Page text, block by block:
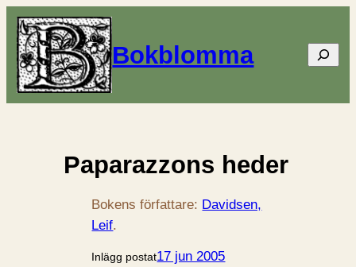
Bokblomma Sök
Paparazzons heder
Bokens författare: Davidsen,
Leif.
Inlägg postat17 jun 2005